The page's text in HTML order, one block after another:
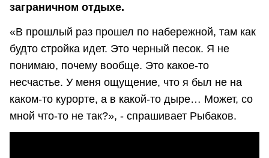
заграничном отдыхе.
«В прошлый раз прошел по набережной, там как
будто стройка идет. Это черный песок. Я не
понимаю, почему вообще. Это какое-то
несчастье. У меня ощущение, что я был не на
каком-то курорте, а в какой-то дыре… Может, со
мной что-то не так?», - спрашивает Рыбаков.